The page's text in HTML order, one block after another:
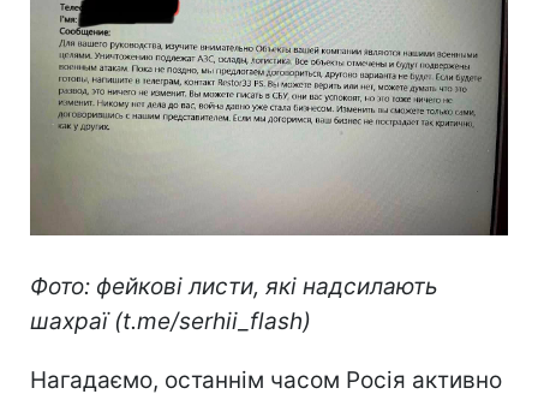
Фото: фейкові листи, які надсилають
шахраї (t.me/serhii_flash)
Нагадаємо, останнім часом Росія активно